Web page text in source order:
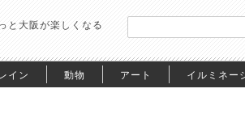
と大阪が楽しくなる
イン 動物 アート イルミネー